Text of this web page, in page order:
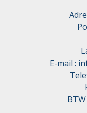
E-mail :